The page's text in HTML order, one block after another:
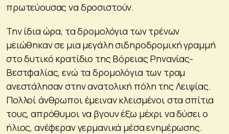
πρωτεύουσας να δροσιστούν.
Την ίδια ώρα, τα δρομολόγια των τρένων
μειώθηκαν σε μια μεγάλη σιδηροδρομική γραμμή
στο δυτικό κρατίδιο της Βόρειας Ρηνανίας-
Βεστφαλίας, ενώ τα δρομολόγια των τραμ
ανεστάλησαν στην ανατολική πόλη της Λειψίας.
Πολλοί άνθρωποι έμειναν κλεισμένοι στα σπίτια
τους, απρόθυμοι να βγουν έξω μέχρι να δύσει ο
ήλιος, ανέφεραν γερμανικά μέσα ενημέρωσης.